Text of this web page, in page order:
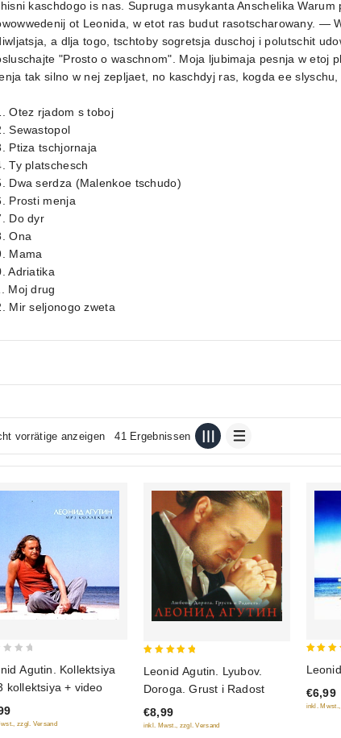
kaschdogo is nas. Supruga musykanta Anschelika
ot Leonida, w etot ras budut rasotscharowany. —
a dlja togo, tschtoby sogretsja duschoj i polutschit
"Prosto o waschnom". Moja ljubimaja pesnja w etoj
tak silno w nej zepljaet, no kaschdyj ras, kogda ee
Otez rjadom s toboj
Sewastopol
Ptiza tschjornaja
Ty platschesch
Dwa serdza (Malenkoe tschudo)
Prosti menja
Do dyr
Ona
Mama
Adriatika
Moj drug
Mir seljonogo zweta
vorrätige anzeigen 41 Ergebnissen
Agutin. Kollektsiya
kollektsiya + video
zzgl. Versand
Leonid Agutin. Lyubov.
Doroga. Grust i Radost
€8,99
inkl. Mwst., zzgl. Versand
€6,99
inkl. Mwst.,